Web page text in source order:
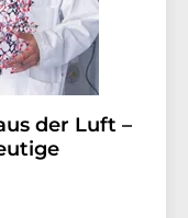
der Luft –